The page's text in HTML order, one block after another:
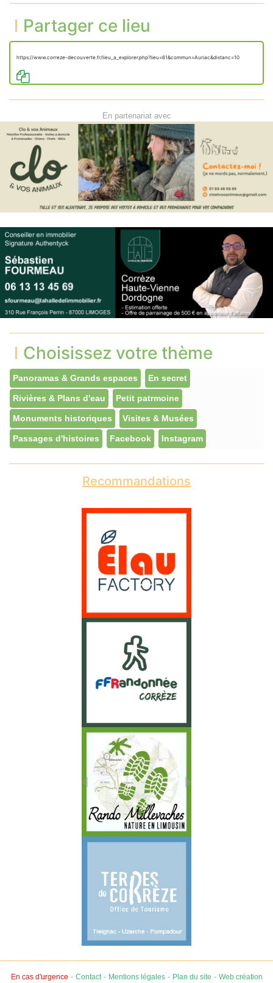
Partager ce lieu
https://www.correze-decouverte.fr/lieu_a_explorer.php?lieu=61&commun=Auriac&distanc=10
En partenariat avec
Choisissez votre thème
Panoramas & Grands espaces En secret
Rivières & Plans d'eau Petit patrmoine
Monuments historiques Visites & Musées
Passages d'histoires Facebook Instagram
Recommandations
En cas d'urgence - Contact- Mentions légales- Plan du site - Web création